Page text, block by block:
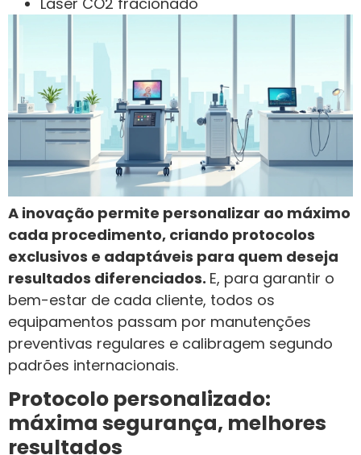
A inovação permite personalizar ao máximo
cada procedimento, criando protocolos
exclusivos e adaptáveis para quem deseja
resultados diferenciados. E, para garantir o
bem-estar de cada cliente, todos os
equipamentos passam por manutenções
preventivas regulares e calibragem segundo
padrões internacionais.
Protocolo personalizado:
máxima segurança, melhores
resultados